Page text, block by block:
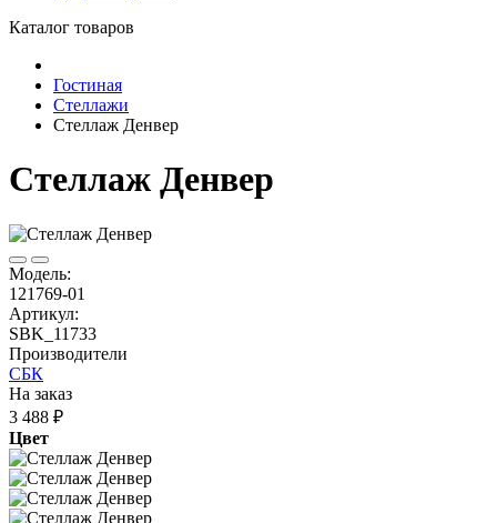
Каталог товаров
Гостиная
Стеллажи
Стеллаж Денвер
Стеллаж Денвер
Модель:
121769-01
Артикул:
SBK_11733
Производители
СБК
На заказ
3 488 ₽
Цвет